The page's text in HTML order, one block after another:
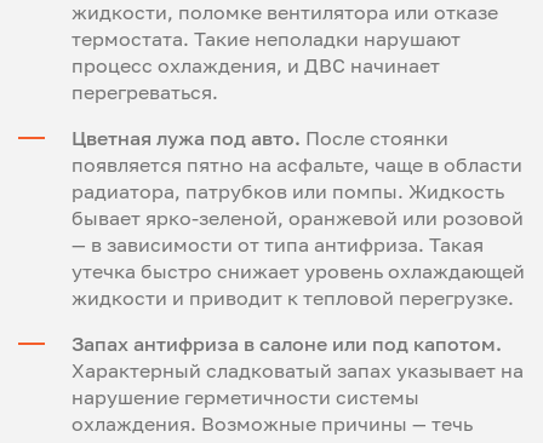
жидкости, поломке вентилятора или отказе
термостата. Такие неполадки нарушают
процесс охлаждения, и ДВС начинает
перегреваться.
Цветная лужа под авто. После стоянки
появляется пятно на асфальте, чаще в области
радиатора, патрубков или помпы. Жидкость
бывает ярко-зеленой, оранжевой или розовой
— в зависимости от типа антифриза. Такая
утечка быстро снижает уровень охлаждающей
жидкости и приводит к тепловой перегрузке.
Запах антифриза в салоне или под капотом.
Характерный сладковатый запах указывает на
нарушение герметичности системы
охлаждения. Возможные причины — течь